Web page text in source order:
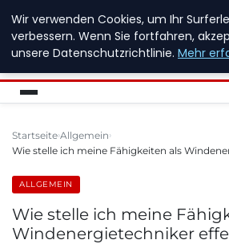
NEW
Startseite Allgemein
Wie stelle ich meine Fähigkeiten als
ALLGEMEIN
Wie stelle ich meine
Windenergietechniker
Wir verwenden Cookies, um Ihr
verbessern. Wenn Sie fortfahren,
unsere Datenschutzrichtlinie. Mehr